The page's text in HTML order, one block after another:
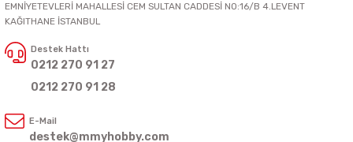
EMNİYETEVLERİ MAHALLESİ CEM SULTAN CADDESİ NO:16/B 4.LEVENT
KAĞITHANE İSTANBUL
Destek Hattı
0212 270 91 27
0212 270 91 28
E-Mail
destek@mmyhobby.com